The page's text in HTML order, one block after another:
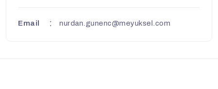
Email nurdan.gunenc@meyuksel.com